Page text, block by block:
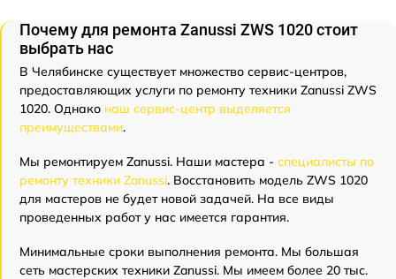
Почему для ремонта Zanussi ZWS 1020 стоит
выбрать нас
В Челябинске существует множество сервис-центров,
предоставляющих услуги по ремонту техники Zanussi ZWS
1020. Однако наш сервис-центр выделяется
преимуществами.
Мы ремонтируем Zanussi. Наши мастера - специалисты по
ремонту техники Zanussi. Восстановить модель ZWS 1020
для мастеров не будет новой задачей. На все виды
проведенных работ у нас имеется гарантия.
Минимальные сроки выполнения ремонта. Мы большая
сеть мастерских техники Zanussi. Мы имеем более 20 тыс.